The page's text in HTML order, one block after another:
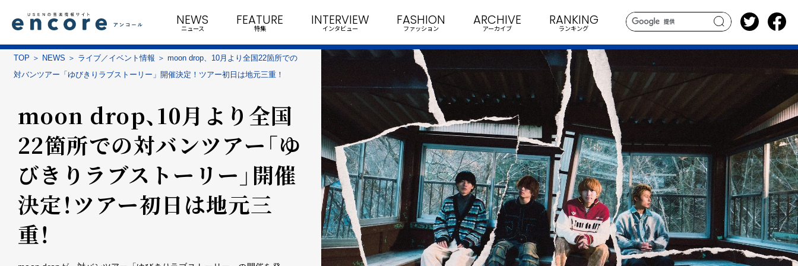
search
NEWS
ニュース
FEATURE
特集
INTERVIEW
インタビュー
FASHION
ファッション
ARCHIVE
アーカイブ
RANKING
ランキング
TOP NEWS ライブ／イベント情報
moon drop、10月より全国22箇所での
対バンツアー「ゆびきりラブストーリー」開催決定！ツアー初日は地元三重！
moon drop、10月より全国
22箇所での対バンツアー「ゆ
びきりラブストーリー」開催
決定！ツアー初日は地元三
重！